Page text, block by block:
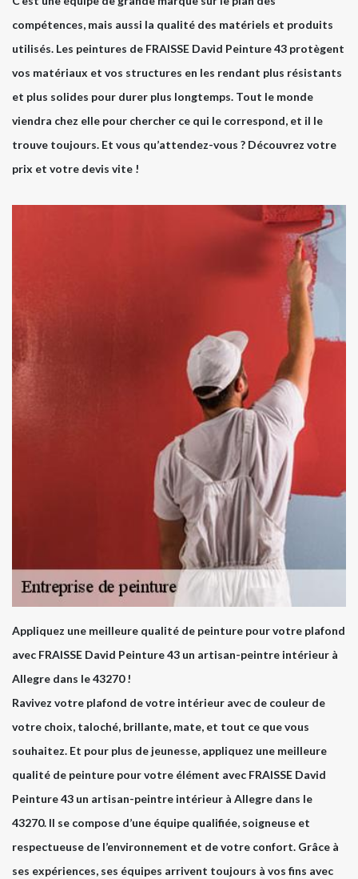
compétences, mais aussi la qualité des matériels et produits
utilisés. Les peintures de FRAISSE David Peinture 43 protègent
vos matériaux et vos structures en les rendant plus résistants
et plus solides pour durer plus longtemps. Tout le monde
viendra chez elle pour chercher ce qui le correspond, et il le
trouve toujours. Et vous qu’attendez-vous ? Découvrez votre
prix et votre devis vite !
Appliquez une meilleure qualité de peinture pour votre plafond
avec FRAISSE David Peinture 43 un artisan-peintre intérieur à
Allegre dans le 43270 !
Ravivez votre plafond de votre intérieur avec de couleur de
votre choix, taloché, brillante, mate, et tout ce que vous
souhaitez. Et pour plus de jeunesse, appliquez une meilleure
qualité de peinture pour votre élément avec FRAISSE David
Peinture 43 un artisan-peintre intérieur à Allegre dans le
43270. Il se compose d’une équipe qualifiée, soigneuse et
respectueuse de l’environnement et de votre confort. Grâce à
ses expériences, ses équipes arrivent toujours à vos fins avec